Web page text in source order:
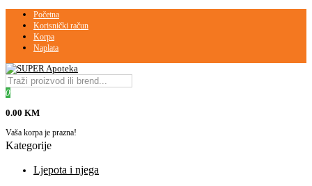
Početna
Korisnički račun
Korpa
Naplata
0
0.00 KM
Vaša korpa je prazna!
Kategorije
Ljepota i njega